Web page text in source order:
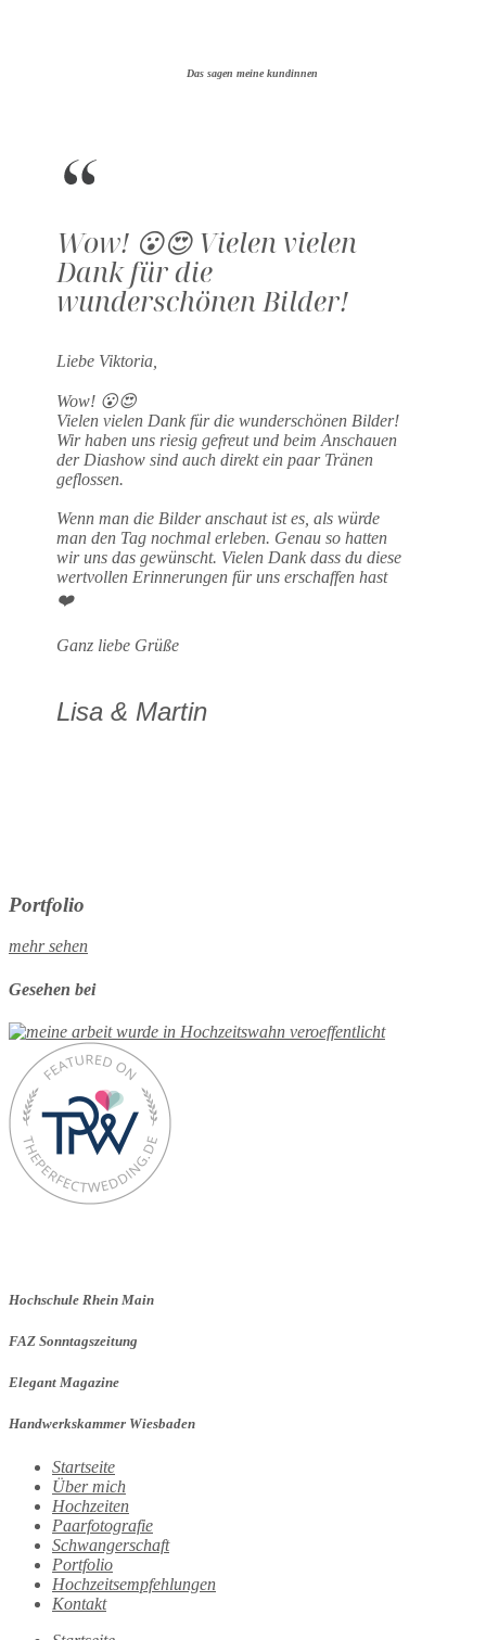
Das sagen meine kundinnen
Wow! 😮😍 Vielen vielen
Dank für die
wunderschönen Bilder!
Liebe Viktoria,
Wow! 😮😍
Vielen vielen Dank für die wunderschönen Bilder!
Wir haben uns riesig gefreut und beim Anschauen
der Diashow sind auch direkt ein paar Tränen
geflossen.
Wenn man die Bilder anschaut ist es, als würde
man den Tag nochmal erleben. Genau so hatten
wir uns das gewünscht. Vielen Dank dass du diese
wertvollen Erinnerungen für uns erschaffen hast
❤️
Ganz liebe Grüße
Lisa & Martin
Portfolio
mehr sehen
Gesehen bei
Hochschule Rhein Main
FAZ Sonntagszeitung
Elegant Magazine
Handwerkskammer Wiesbaden
Startseite
Über mich
Hochzeiten
Paarfotografie
Schwangerschaft
Portfolio
Hochzeitsempfehlungen
Kontakt